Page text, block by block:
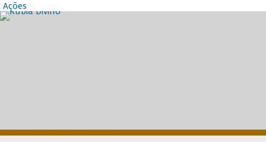
Ações
Destaques